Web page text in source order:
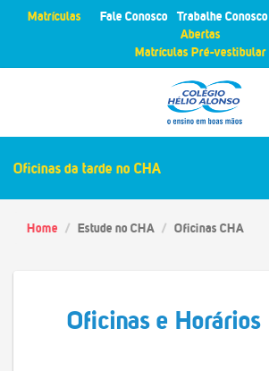
Trabalhe Conosco
Fale Conosco
Matrículas
Abertas
Matrículas Pré-vestibular
Oficinas da tarde no CHA
Home Estude no CHA Oficinas CHA
Oficinas e Horários